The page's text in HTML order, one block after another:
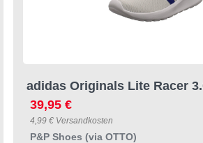
39,95 €
4,99 € Versandkosten
P&P Shoes (via OTTO)